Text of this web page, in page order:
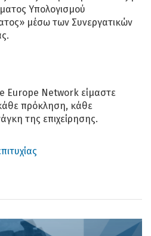
Υπολογισμού
μέσω των Συνεργατικών
Europe Network είμαστε
πρόκληση, κάθε
της επιχείρησης.